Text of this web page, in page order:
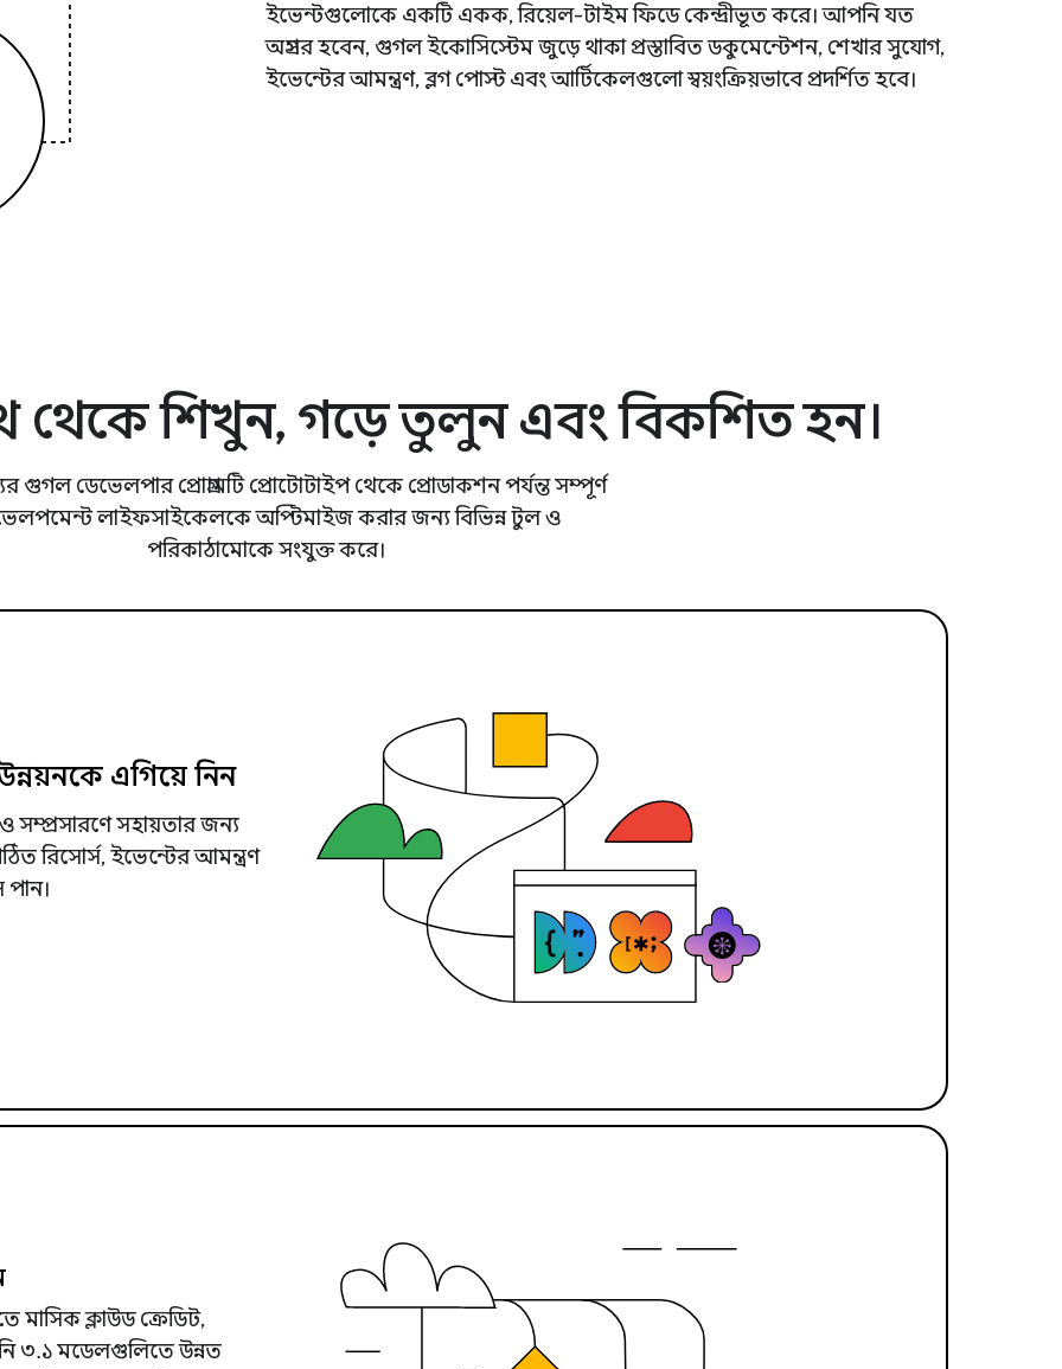
ইভেন্টগুলোকে একটি একক, রিয়েল-টাইম ফিডে কেন্দ্রীভূত করে। আপনি যত
অগ্রসর হবেন, গুগল ইকোসিস্টেম জুড়ে থাকা প্রস্তাবিত ডকুমেন্টেশন, শেখার সুযোগ,
ইভেন্টের আমন্ত্রণ, ব্লগ পোস্ট এবং আর্টিকেলগুলো স্বয়ংক্রিয়ভাবে প্রদর্শিত হবে।
থেকে শিখুন, গড়ে তুলুন এবং বিকশিত হন।
গুগল ডেভেলপার প্রোগ্রামটি প্রোটোটাইপ থেকে প্রোডাকশন পর্যন্ত সম্পূর্ণ
লাইফসাইকেলকে অপ্টিমাইজ করার জন্য বিভিন্ন টুল ও
পরিকাঠামোকে সংযুক্ত করে।
এগিয়ে নিন
সম্প্রসারণে সহায়তার জন্য
রিসোর্স, ইভেন্টের আমন্ত্রণ
পান।
মাসিক ক্লাউড ক্রেডিট,
৩.১ মডেলগুলিতে উন্নত